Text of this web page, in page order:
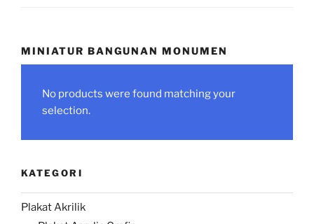
MINIATUR BANGUNAN MONUMEN
No products were found matching your
selection.
KATEGORI
Plakat Akrilik